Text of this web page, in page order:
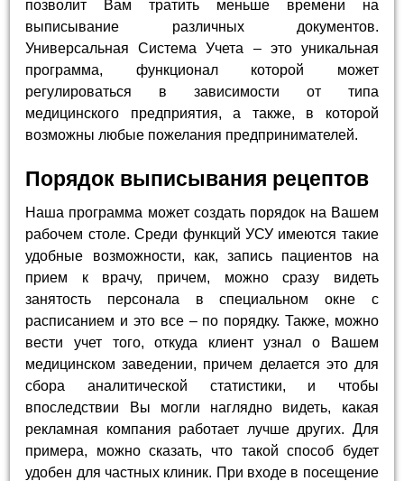
позволит Вам тратить меньше времени на
выписывание различных документов.
Универсальная Система Учета – это уникальная
программа, функционал которой может
регулироваться в зависимости от типа
медицинского предприятия, а также, в которой
возможны любые пожелания предпринимателей.
Порядок выписывания рецептов
Наша программа может создать порядок на Вашем
рабочем столе. Среди функций УСУ имеются такие
удобные возможности, как, запись пациентов на
прием к врачу, причем, можно сразу видеть
занятость персонала в специальном окне с
расписанием и это все – по порядку. Также, можно
вести учет того, откуда клиент узнал о Вашем
медицинском заведении, причем делается это для
сбора аналитической статистики, и чтобы
впоследствии Вы могли наглядно видеть, какая
рекламная компания работает лучше других. Для
примера, можно сказать, что такой способ будет
удобен для частных клиник. При входе в посещение